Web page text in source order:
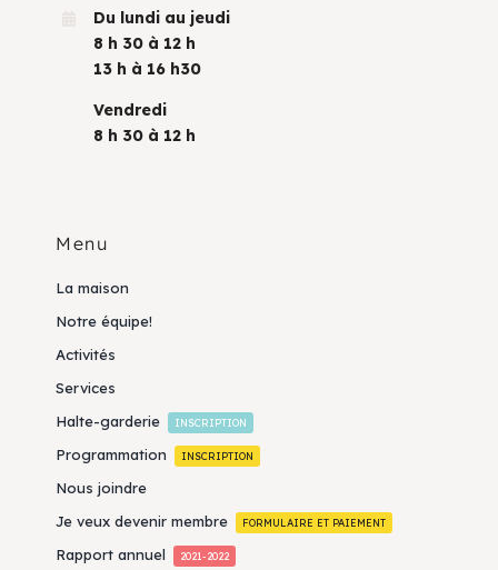
Du lundi au jeudi
8 h 30 à 12 h
13 h à 16 h30
Vendredi
8 h 30 à 12 h
Menu
La maison
Notre équipe!
Activités
Services
Halte-garderie
INSCRIPTION
Programmation INSCRIPTION
Nous joindre
Je veux devenir membre
FORMULAIRE ET PAIEMENT
Rapport annuel 2021-2022